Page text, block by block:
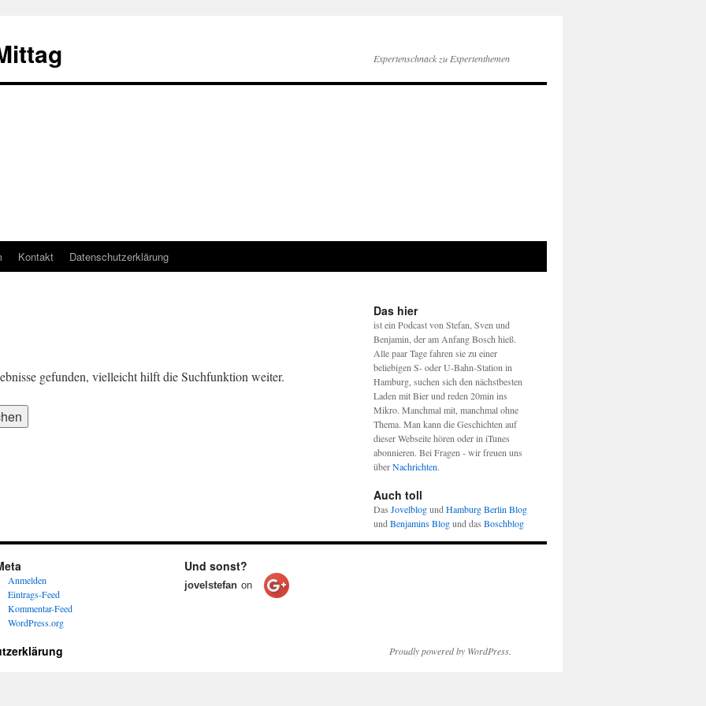
Expertenschnack zu Expertenthemen
Kontakt Datenschutzerklärung
gefunden, vielleicht hilft die Suchfunktion weiter.
Das hier
ist ein Podcast von Stefan, Sven und
Benjamin, der am Anfang Bosch hieß.
Alle paar Tage fahren sie zu einer
beliebigen S- oder U-Bahn-Station in
Hamburg, suchen sich den nächstbesten
Laden mit Bier und reden 20min ins
Mikro. Manchmal mit, manchmal ohne
Thema. Man kann die Geschichten auf
dieser Webseite hören oder in iTunes
abonnieren. Bei Fragen - wir freuen uns
überNachrichten.
Auch toll
Das Jovelblogund Hamburg Berlin Blog
und Benjamins Blogund das Boschblog
Anmelden
Eintrags-Feed
Kommentar-Feed
WordPress.org
Und sonst?
jovelstefan on
Proudly powered by WordPress.